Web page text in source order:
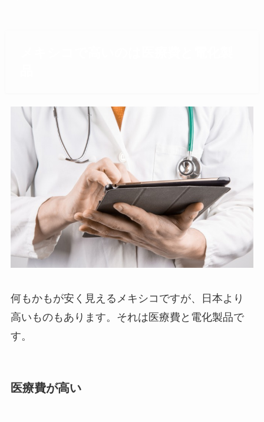
何もかもが安く見えるメキシコですが、日本より
高いものもあります。それは医療費と電化製品で
す。
医療費が高い